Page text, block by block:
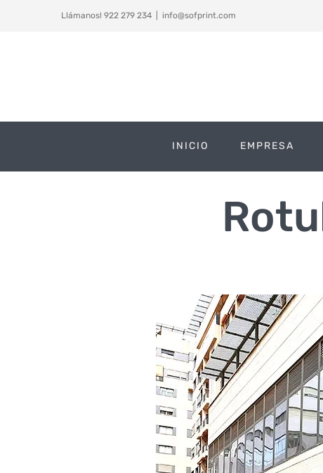
Llámanos! 922 279 234 info@sofprint.com
INICIO EMPRESA